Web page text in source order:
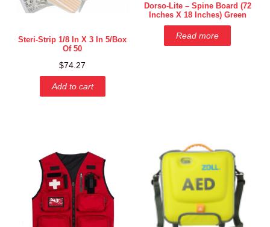
Steri-Strip 1/8 In X 3 In 5/box
Of 50
$74.27
Add to cart
Dorso-Lite – Spine Board (72
Inches X 18 Inches) Green
Read more